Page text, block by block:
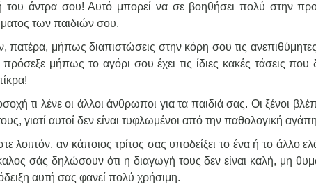
του άντρα σου! Αυτό μπορεί να σε βοηθήσει πολύ στην
των παιδιών σου.
πατέρα, μήπως διαπιστώσεις στην κόρη σου τις
μήπως το αγόρι σου έχει τις ίδιες κακές τάσεις
τι λένε οι άλλοι άνθρωποι για τα παιδιά σας. Οι ξένοι
γιατί αυτοί δεν είναι τυφλωμένοι από την παθολογική
λοιπόν, αν κάποιος τρίτος σας υποδείξει το ένα ή το άλλο
σάς δηλώσουν ότι η διαγωγή τους δεν είναι καλή, μη
αυτή σας φανεί πολύ χρήσιμη.